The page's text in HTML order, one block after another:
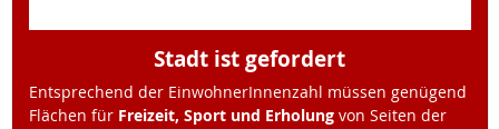
Stadt ist gefordert
Entsprechend der EinwohnerInnenzahl müssen genügend
Flächen für Freizeit, Sport und Erholungvon Seiten der